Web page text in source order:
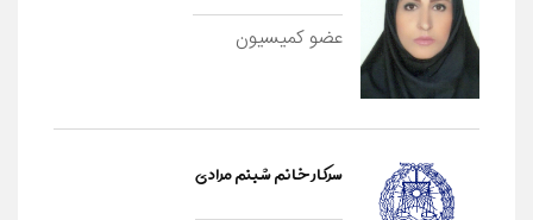
عضو کمیسیون
سرکار خانم شبنم مرادی